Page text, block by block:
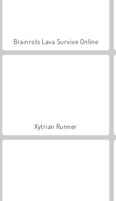
Brainrots Lava Survive Online
Xytrian Runner